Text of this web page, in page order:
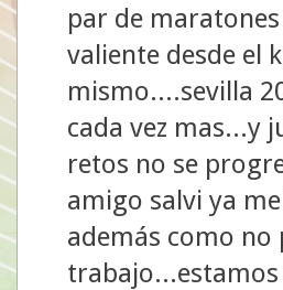
par de
valiente desde el
mismo....sevilla
cada vez mas...y
retos no se
amigo salvi ya
además como no